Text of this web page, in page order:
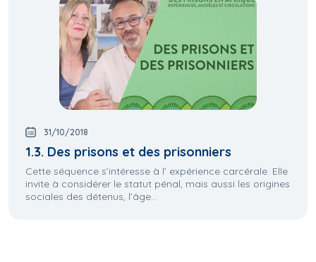
31/10/2018
1.3. Des prisons et des prisonniers
Cette séquence s’intéresse à l’ expérience carcérale. Elle
invite à considérer le statut pénal, mais aussi les origines
sociales des détenus, l’âge...